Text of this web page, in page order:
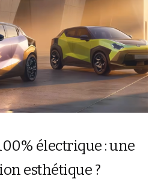
électrique : une
esthétique ?